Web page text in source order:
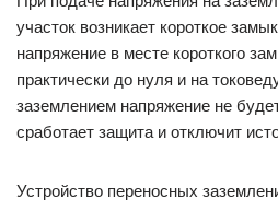
участок возникает короткое
напряжение в месте короткого
практически до нуля и на
заземлением напряжение не
сработает защита и отключит
Устройство переносных